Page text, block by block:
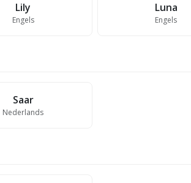
Lily
Engels
Luna
Engels
Saar
Nederlands